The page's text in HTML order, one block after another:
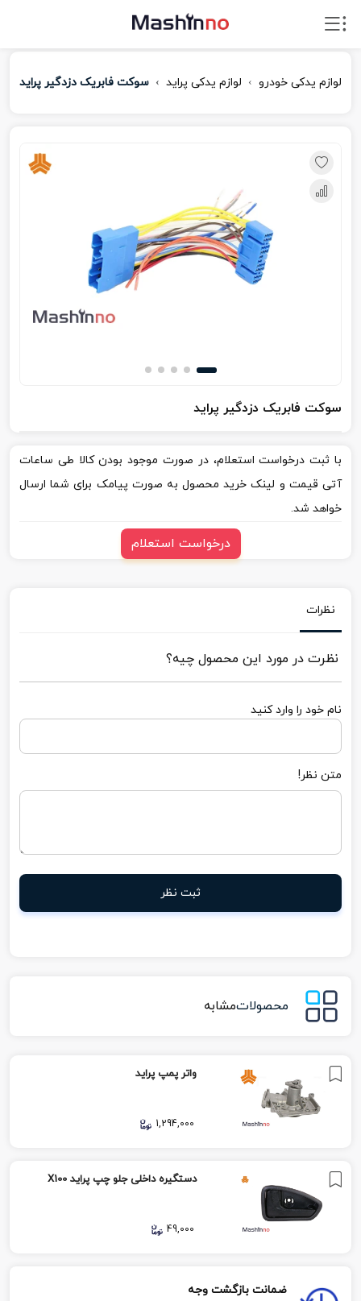
لوازم یدکی خودرو لوازم یدکی پراید سوکت فابریک دزدگیر پراید
سوکت فابریک دزدگیر پراید
با ثبت درخواست استعلام، در صورت موجود بودن کالا طی ساعات
آتی قیمت و لینک خرید محصول به صورت پیامک برای شما ارسال
خواهد شد.
درخواست استعلام
نظرات
نظرت در مورد این محصول چیه؟
نام خود را وارد کنید
متن نظر!
ثبت نظر
محصولاتمشابه
واتر پمپ پراید
1,294,000
دستگیره داخلی جلو چپ پراید X100
49,000
ضمانت بازگشت وجه